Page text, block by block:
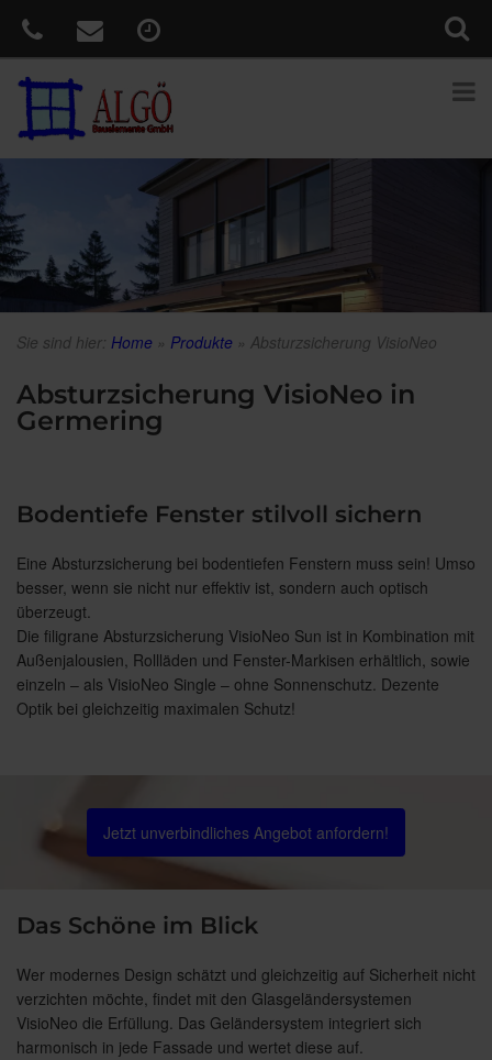
Sie sind hier: Home » Produkte » Absturzsicherung VisioNeo
Absturzsicherung VisioNeo in
Germering
Bodentiefe Fenster stilvoll sichern
Eine Absturzsicherung bei bodentiefen Fenstern muss sein! Umso
besser, wenn sie nicht nur effektiv ist, sondern auch optisch
überzeugt.
Die filigrane Absturzsicherung VisioNeo Sun ist in Kombination mit
Außenjalousien, Rollläden und Fenster-Markisen erhältlich, sowie
einzeln – als VisioNeo Single – ohne Sonnenschutz. Dezente
Optik bei gleichzeitig maximalen Schutz!
Jetzt unverbindliches Angebot anfordern!
Das Schöne im Blick
Wer modernes Design schätzt und gleichzeitig auf Sicherheit nicht
verzichten möchte, findet mit den Glasgeländersystemen
VisioNeo die Erfüllung. Das Geländersystem integriert sich
harmonisch in jede Fassade und wertet diese auf.